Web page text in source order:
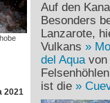
2021
Auf den
Besonders
Lanzarote,
Vulkans
del Aquavon
ist die